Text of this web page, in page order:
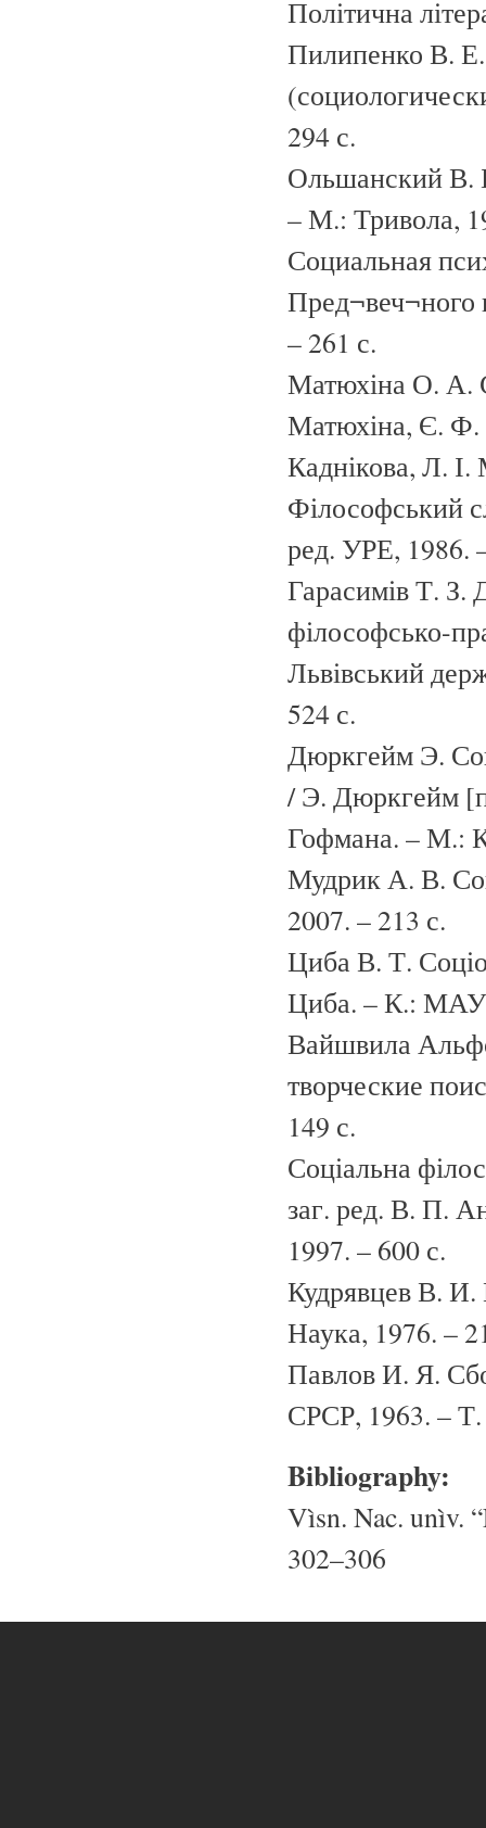
Політична
Пилипенко В. Е.
294 с.
Ольшанский В.
– М.: Тривола,
Социальная
– 261 с.
Матюхіна О. А.
Матюхіна, Є. Ф.
Каднікова, Л.
Філософський
ред. УРЕ, 1986.
Гарасимів Т. З.
філософсько-
Львівський
524 с.
Дюркгейм Э.
/ Э. Дюркгейм
Гофмана. – М.:
Мудрик А. В.
2007. – 213 с.
Циба В. Т.
Циба. – К.:
Вайшвила
творческие
149 с.
Соціальна
заг. ред. В. П.
1997. – 600 с.
Кудрявцев В.
Наука, 1976. –
Павлов И. Я.
СРСР, 1963. – Т.
Bibliography:
Vìsn. Nac. unìv.
302–306